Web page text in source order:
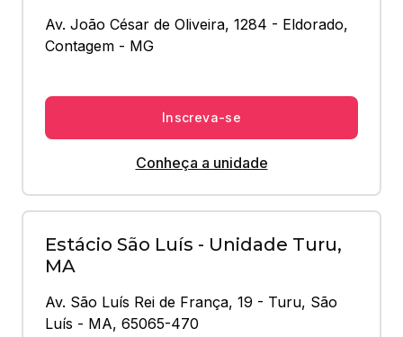
Av. João César de Oliveira, 1284 - Eldorado,
Contagem - MG
Inscreva-se
Conheça a unidade
Estácio São Luís - Unidade Turu,
MA
Av. São Luís Rei de França, 19 - Turu, São
Luís - MA, 65065-470